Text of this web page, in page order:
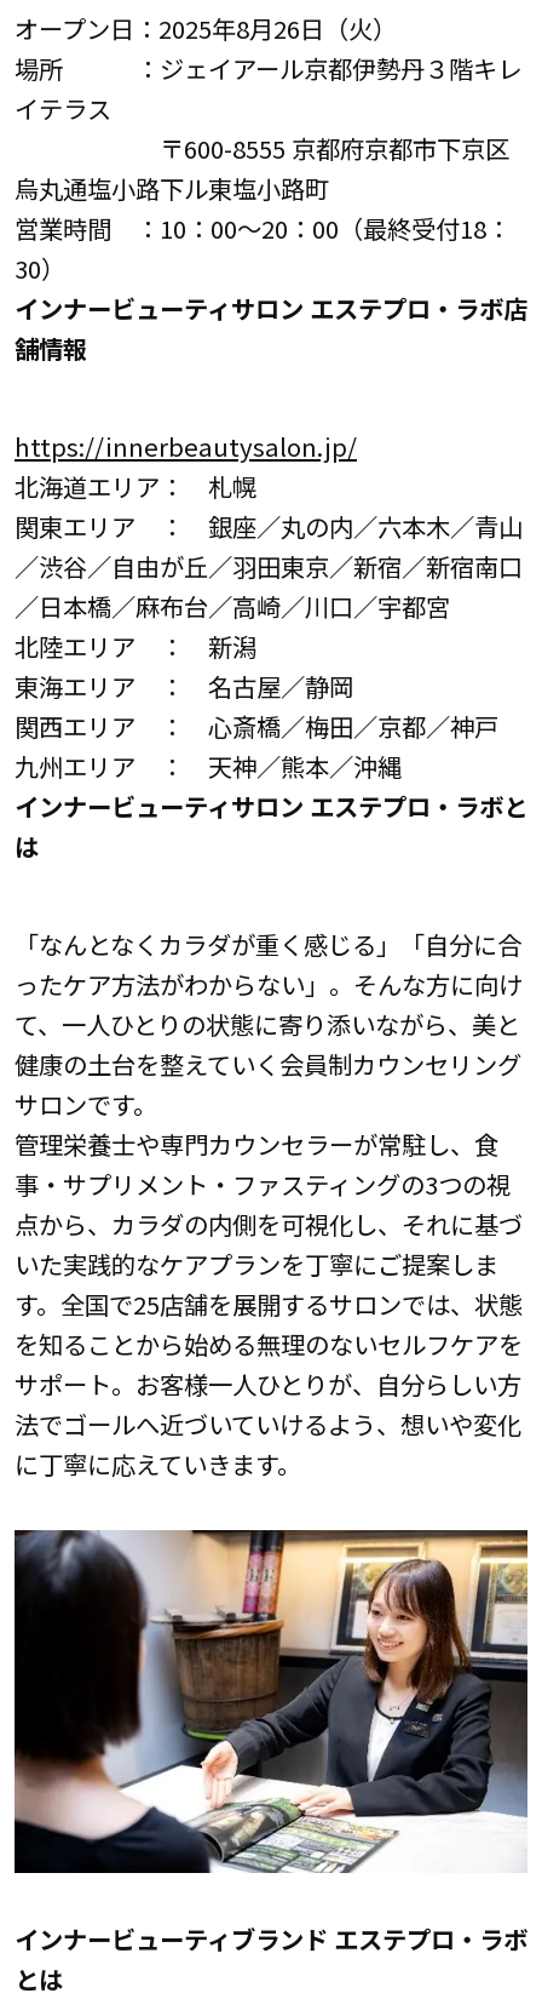
オープン日：2025年8月26日（火）
場所 ：ジェイアール京都伊勢丹３階キレ
イテラス
〒600-8555 京都府京都市下京区
烏丸通塩小路下ル東塩小路町
営業時間 ：10：00～20：00（最終受付18：
30）
インナービューティサロン エステプロ・ラボ店
舗情報
https://innerbeautysalon.jp/
北海道エリア： 札幌
関東エリア ： 銀座／丸の内／六本木／青山
／渋谷／自由が丘／羽田東京／新宿／新宿南口
／日本橋／麻布台／高崎／川口／宇都宮
北陸エリア ： 新潟
東海エリア ： 名古屋／静岡
関西エリア ： 心斎橋／梅田／京都／神戸
九州エリア ： 天神／熊本／沖縄
インナービューティサロン エステプロ・ラボと
は
「なんとなくカラダが重く感じる」「自分に合
ったケア方法がわからない」。そんな方に向け
て、一人ひとりの状態に寄り添いながら、美と
健康の土台を整えていく会員制カウンセリング
サロンです。
管理栄養士や専門カウンセラーが常駐し、食
事・サプリメント・ファスティングの3つの視
点から、カラダの内側を可視化し、それに基づ
いた実践的なケアプランを丁寧にご提案しま
す。全国で25店舗を展開するサロンでは、状態
を知ることから始める無理のないセルフケアを
サポート。お客様一人ひとりが、自分らしい方
法でゴールへ近づいていけるよう、想いや変化
に丁寧に応えていきます。
インナービューティブランド エステプロ・ラボ
とは